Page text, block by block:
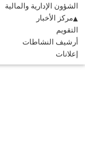
الشؤون الإدارية والمالية
مركز الأخبار
التقويم
أرشيف النشاطات
إعلانات